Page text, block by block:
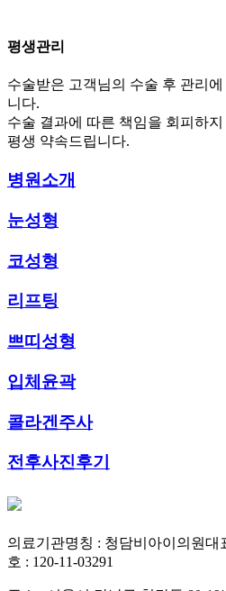
평생관리
수술받은 고객님의 수술 후 관리
니다.
수술 결과에 따른 책임을 회피하
평생 약속드립니다.
병원소개
눈성형
코성형
리프팅
쁘띠성형
입체윤곽
콜라겐주사
전후사진후기
의료기관명칭 : 청담비아이의원대
호 : 120-11-03291